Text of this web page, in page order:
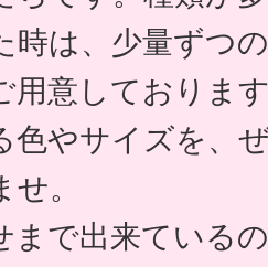
時は、少量ずつ
用意しておりま
色やサイズを、
。
まで出来ている